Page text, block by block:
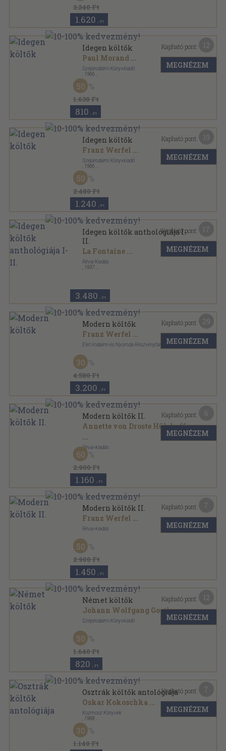
3.240 Ft
1.620 ,-Ft
Idegen költők
Paul Morand ...
Szépirodalmi Könyvkiadó
1966
Vászon
1.630 Ft
50
810 ,-Ft
Kapható pont:
MEGNÉZEM
Idegen költők
Franz Werfel ...
Szépirodalmi Könyvkiadó
1966
Bőr
2.480 Ft
50
1.240 ,-Ft
Kapható pont:
MEGNÉZEM
Idegen költők anthológiája I-
II.
La Fontaine ...
Révai Kiadás
1937
3.480 ,-Ft
Kapható pont:
MEGNÉZEM
Modern költők
Franz Werfel ...
Élet Irodalmi és Nyomda Részvénytársaság
Könyvkötői kötés
4.580 Ft
30
3.200 ,-Ft
Kapható pont:
MEGNÉZEM
Modern költők II.
Annette von Droste Hülshoff
...
Révai-kiadás
Vászon
2.900 Ft
60
1.160 ,-Ft
Kapható pont:
MEGNÉZEM
Modern költők II.
Franz Werfel ...
Révai-kiadás
Félvászon
2.900 Ft
50
1.450 ,-Ft
Kapható pont:
MEGNÉZEM
Német költők
Johann Wolfgang Goethe...
Szépirodalmi Könyvkiadó
Vászon
Kosztolányi válogatott műfordításai sorozat
1.640 Ft
50
820 ,-Ft
Kapható pont:
MEGNÉZEM
Osztrák költők antológiája
Oskar Kokoschka ...
Kozmosz Könyvek
1968
Fűzött keménykötés
A világirodalom gyöngyszemei sorozat
1.140 Ft
30
Kapható pont:
MEGNÉZEM